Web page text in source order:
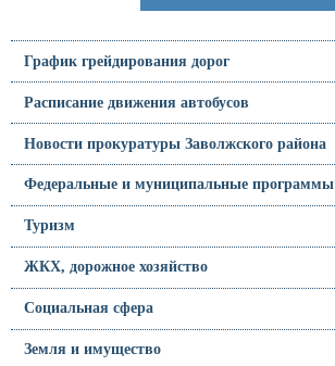
График грейдирования дорог
Расписание движения автобусов
Новости прокуратуры Заволжского района
Федеральные и муниципальные программы
Туризм
ЖКХ, дорожное хозяйство
Социальная сфера
Земля и имущество